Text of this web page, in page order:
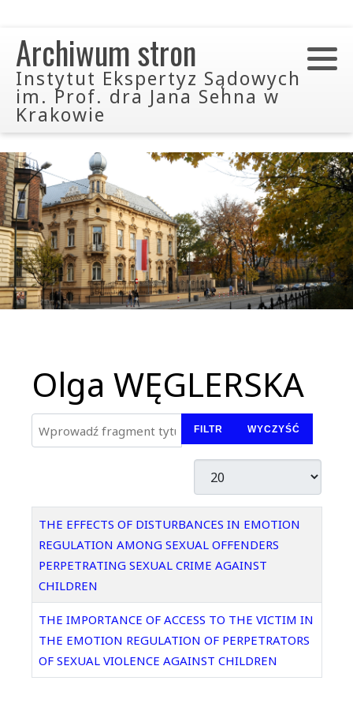
Archiwum stron
Instytut Ekspertyz Sądowych
im. Prof. dra Jana Sehna w
Krakowie
Olga WĘGLERSKA
Wprowadź fragment tytułu FILTR WYCZYŚĆ
Pokaż #
Tytuł
THE EFFECTS OF DISTURBANCES IN EMOTION
REGULATION AMONG SEXUAL OFFENDERS
PERPETRATING SEXUAL CRIME AGAINST
CHILDREN
THE IMPORTANCE OF ACCESS TO THE VICTIM IN
THE EMOTION REGULATION OF PERPETRATORS
OF SEXUAL VIOLENCE AGAINST CHILDREN